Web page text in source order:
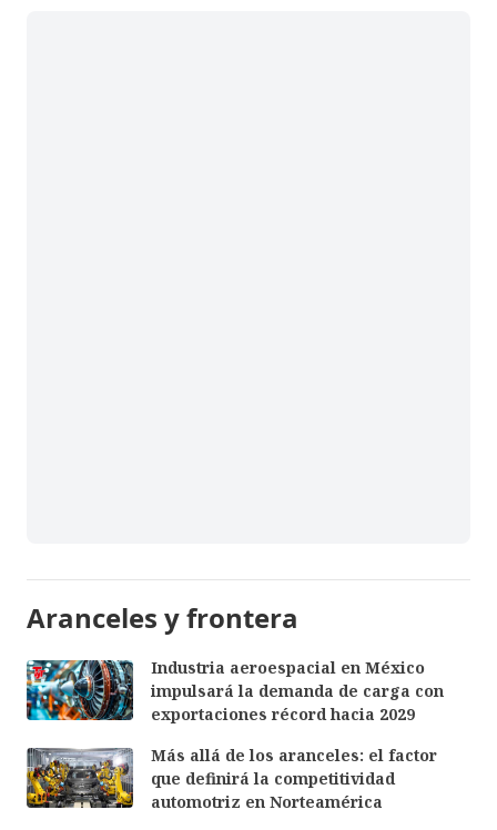
Aranceles y frontera
Industria aeroespacial en México
impulsará la demanda de carga con
exportaciones récord hacia 2029
Más allá de los aranceles: el factor
que definirá la competitividad
automotriz en Norteamérica